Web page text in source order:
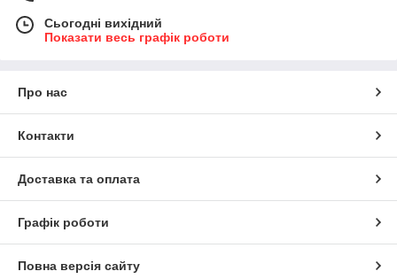
Сьогодні вихідний
Показати весь графік роботи
Про нас
Контакти
Доставка та оплата
Графік роботи
Повна версія сайту